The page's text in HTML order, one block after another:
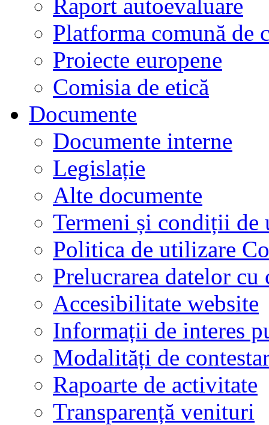
Raport autoevaluare
Platforma comună de
Proiecte europene
Comisia de etică
Documente
Documente interne
Legislație
Alte documente
Termeni și condiții de
Politica de utilizare
Prelucrarea datelor cu
Accesibilitate website
Informații de interes
Modalități de
Rapoarte de activitate
Transparență venituri